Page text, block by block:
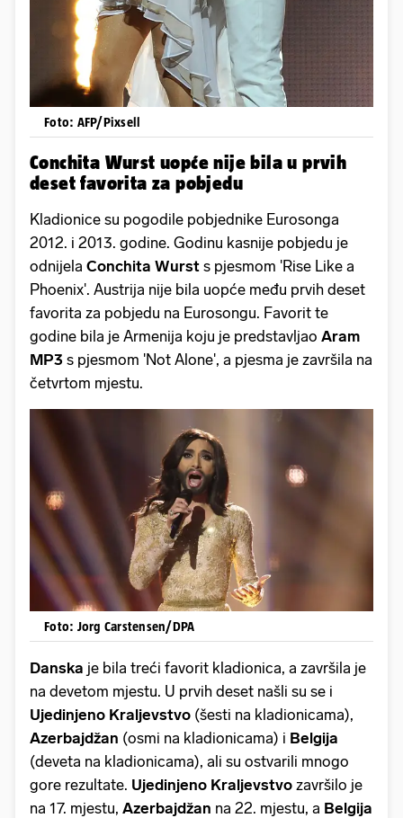
Foto: AFP/Pixsell
Conchita Wurst uopće nije bila u prvih
deset favorita za pobjedu
Kladionice su pogodile pobjednike Eurosonga
2012. i 2013. godine. Godinu kasnije pobjedu je
odnijela Conchita Wurst s pjesmom 'Rise Like a
Phoenix'. Austrija nije bila uopće među prvih deset
favorita za pobjedu na Eurosongu. Favorit te
godine bila je Armenija koju je predstavljao Aram
MP3 s pjesmom 'Not Alone', a pjesma je završila na
četvrtom mjestu.
Foto: Jorg Carstensen/DPA
Danska je bila treći favorit kladionica, a završila je
na devetom mjestu. U prvih deset našli su se i
Ujedinjeno Kraljevstvo (šesti na kladionicama),
Azerbajdžan (osmi na kladionicama) i Belgija
(deveta na kladionicama), ali su ostvarili mnogo
gore rezultate. Ujedinjeno Kraljevstvo završilo je
na 17. mjestu, Azerbajdžan na 22. mjestu, a Belgija